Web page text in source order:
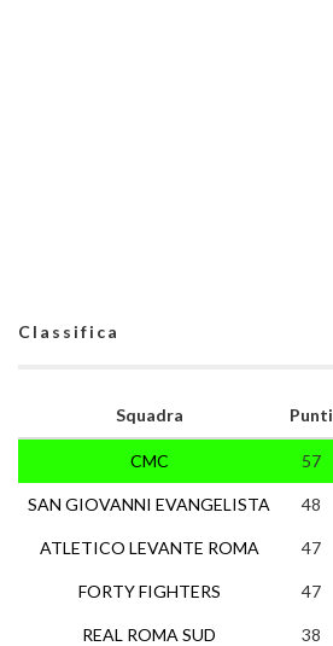
Classifica
Squadra
CMC
SAN GIOVANNI EVANGELISTA
ATLETICO LEVANTE ROMA
FORTY FIGHTERS
REAL ROMA SUD
Punti
57
48
47
47
38